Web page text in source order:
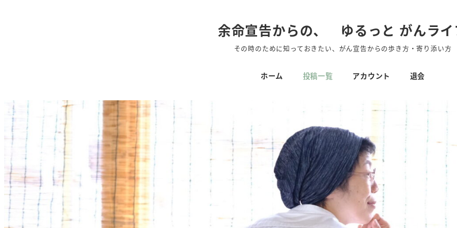
余命宣告からの、 ゆるっと がんラ
その時のために知っておきたい、がん宣告からの歩き方・寄り添い方
ホーム 投稿一覧 アカウント 退会